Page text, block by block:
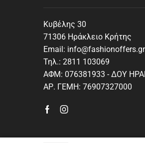
Κυβέλης 30
71306 Ηράκλειο Κρήτης
Email: info@fashionoffers.gr
Τηλ.: 2811 103069
ΑΦΜ: 076381933 - ΔΟΥ
ΑΡ. ΓΕΜΗ: 76907327000